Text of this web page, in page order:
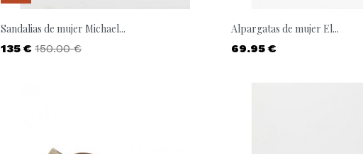
Sandalias de mujer Michael...
Precio
135 € Precio base
150.00 €
Alpargatas de mujer El...
Precio
69.95 €